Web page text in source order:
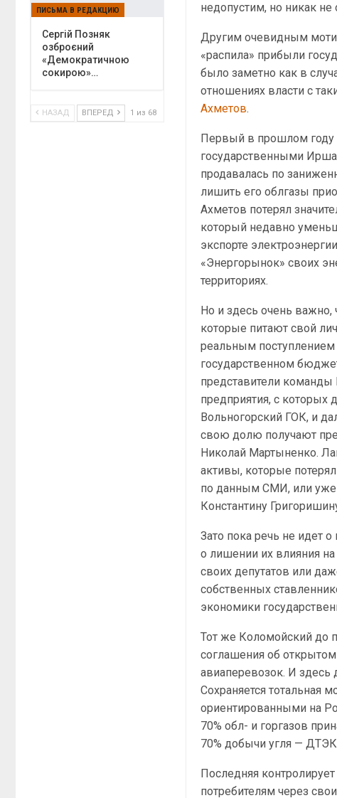
недопустим, но никак
Другим очевидным
«распила» прибыли
было заметно как в
отношениях власти с
Ахметов.
Первый в прошлом году
государственными
продавалась по
лишить его облгазы
Ахметов потерял
который недавно
экспорте
«Энергорынок» своих
территориях.
Но и здесь очень
которые питают свой
реальным поступлением
государственном
представители команды
предприятия, с которых
Вольногорский ГОК, и
свою долю получают
Николай Мартыненко.
активы, которые
по данным СМИ, или уже
Константину
Зато пока речь не идет
о лишении их влияния
своих депутатов или
собственных
экономики
Тот же Коломойский до
соглашения об
авиаперевозок. И здесь
Сохраняется тотальная
ориентированными на
70% обл- и горгазов
70% добычи угля —
Последняя
потребителям через
ПИСЬМА В РЕДАКЦИЮ
Сергій Позняк
озброєний
«Демократичною
сокирою»…
НАЗАД ВПЕРЕД 1 из 68